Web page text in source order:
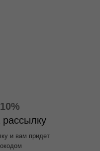
рассылку
и вам придет